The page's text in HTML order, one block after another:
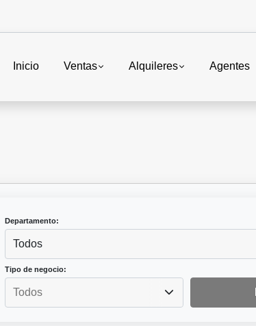
Inicio Ventas Alquileres Agentes
Departamento:
Todos
Tipo de negocio: